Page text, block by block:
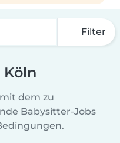
Filter
dem zu
Babysitter-Jobs